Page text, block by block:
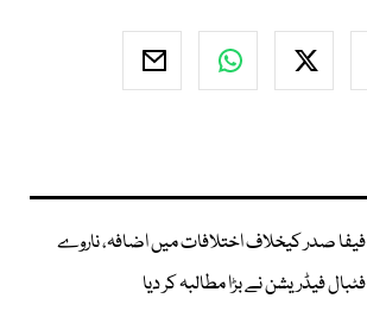
فیفا صدر کیخلاف اختلافات میں اضافہ، ناروے
فٹبال فیڈریشن نے بڑا مطالبہ کر دیا